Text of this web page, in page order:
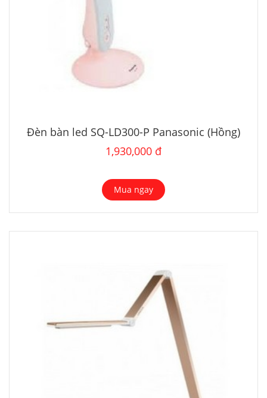
Đèn bàn led SQ-LD300-P Panasonic (Hồng)
1,930,000 đ
Mua ngay